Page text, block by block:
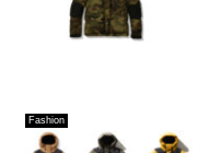
Fashion